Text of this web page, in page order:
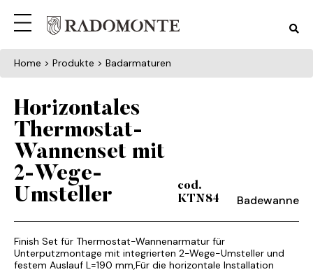
Home > Produkte > Badarmaturen
Horizontales
Thermostat-
Wannenset mit
2-Wege-
Umsteller
cod.
KTN84
Badewanne
Finish Set für Thermostat-Wannenarmatur für
Unterputzmontage mit integrierten 2-Wege-Umsteller und
festem Auslauf L=190 mm,Für die horizontale Installation